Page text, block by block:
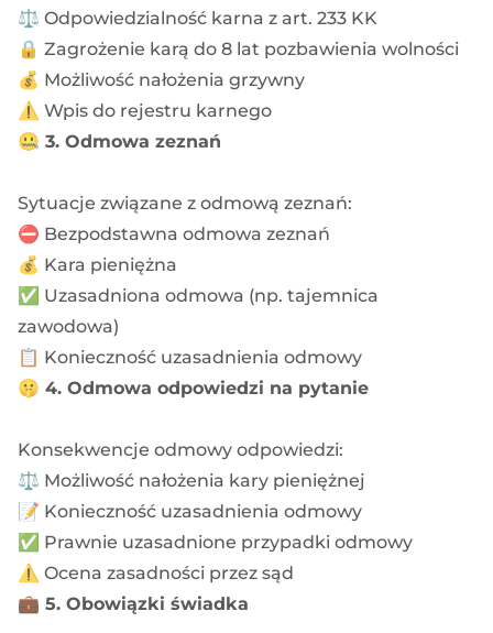
⚖️ Odpowiedzialność karna z art. 233 KK
🔒 Zagrożenie karą do 8 lat pozbawienia wolności
💰 Możliwość nałożenia grzywny
⚠️ Wpis do rejestru karnego
🤐 3. Odmowa zeznań
Sytuacje związane z odmową zeznań:
⛔ Bezpodstawna odmowa zeznań
💰 Kara pieniężna
✅ Uzasadniona odmowa (np. tajemnica
zawodowa)
📋 Konieczność uzasadnienia odmowy
🤫 4. Odmowa odpowiedzi na pytanie
Konsekwencje odmowy odpowiedzi:
⚖️ Możliwość nałożenia kary pieniężnej
📝 Konieczność uzasadnienia odmowy
✅ Prawnie uzasadnione przypadki odmowy
⚠️ Ocena zasadności przez sąd
💼 5. Obowiązki świadka